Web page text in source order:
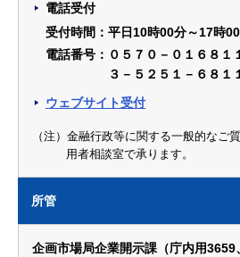
電話受付
受付時間：平日10時00分～17時
電話番号：０５７０－０１６８１
３－５２５１－６８１
ウェブサイト受付
（注）金融行政等に関する一般的なご
用者相談室で承ります。
所管
企画市場局企業開示課（庁内用3659